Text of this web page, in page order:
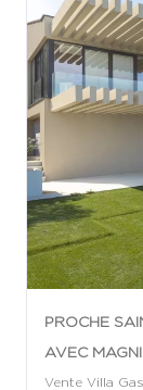
PROCHE
AVEC
Vente Villa